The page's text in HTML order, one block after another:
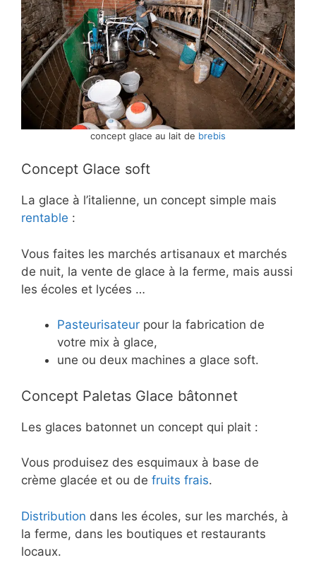
concept glace au lait de brebis
Concept Glace soft
La glace à l’italienne, un concept simple mais
rentable :
Vous faites les marchés artisanaux et marchés
de nuit, la vente de glace à la ferme, mais aussi
les écoles et lycées …
Pasteurisateur pour la fabrication de
votre mix à glace,
une ou deux machines a glace soft.
Concept Paletas Glace bâtonnet
Les glaces batonnet un concept qui plait :
Vous produisez des esquimaux à base de
crème glacée et ou de fruits frais.
Distribution dans les écoles, sur les marchés, à
la ferme, dans les boutiques et restaurants
locaux.